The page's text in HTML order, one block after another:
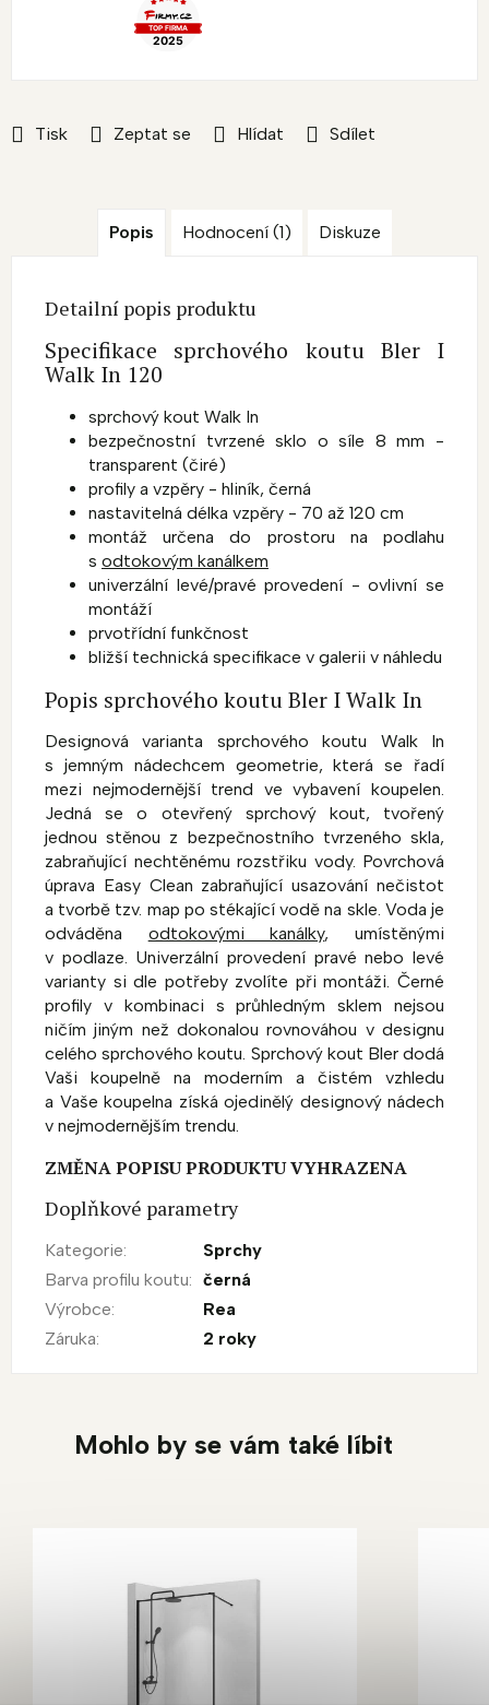
Tisk Zeptat se Hlídat Sdílet
Popis Hodnocení (1) Diskuze
Detailní popis produktu
Specifikace sprchového koutu Bler I
Walk In 120
sprchový kout Walk In
bezpečnostní tvrzené sklo o síle 8 mm -
transparent (čiré)
profily a vzpěry - hliník, černá
nastavitelná délka vzpěry - 70 až 120 cm
montáž určena do prostoru na podlahu
s odtokovým kanálkem
univerzální levé/pravé provedení - ovlivní se
montáží
prvotřídní funkčnost
bližší technická specifikace v galerii v náhledu
Popis sprchového koutu Bler I Walk In
Designová varianta sprchového koutu Walk In
s jemným nádechcem geometrie, která se řadí
mezi nejmodernější trend ve vybavení koupelen.
Jedná se o otevřený sprchový kout, tvořený
jednou stěnou z bezpečnostního tvrzeného skla,
zabraňující nechtěnému rozstřiku vody. Povrchová
úprava Easy Clean zabraňující usazování nečistot
a tvorbě tzv. map po stékající vodě na skle. Voda je
odváděna odtokovými kanálky, umístěnými
v podlaze. Univerzální provedení pravé nebo levé
varianty si dle potřeby zvolíte při montáži. Černé
profily v kombinaci s průhledným sklem nejsou
ničím jiným než dokonalou rovnováhou v designu
celého sprchového koutu. Sprchový kout Bler dodá
Vaši koupelně na moderním a čistém vzhledu
a Vaše koupelna získá ojedinělý designový nádech
v nejmodernějším trendu.
ZMĚNA POPISU PRODUKTU VYHRAZENA
Doplňkové parametry
Kategorie:
Sprchy
Barva profilu koutu: černá
Výrobce:
Rea
Záruka: 2 roky
Mohlo by se vám také líbit